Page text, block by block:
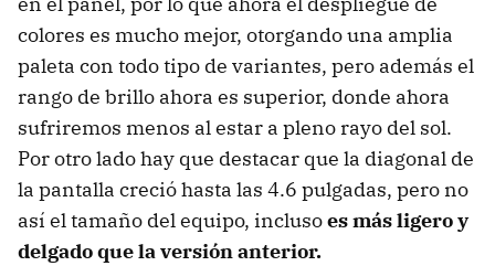
colores es mucho mejor, otorgando una amplia
paleta con todo tipo de variantes, pero además el
rango de brillo ahora es superior, donde ahora
sufriremos menos al estar a pleno rayo del sol.
Por otro lado hay que destacar que la diagonal de
la pantalla creció hasta las 4.6 pulgadas, pero no
así el tamaño del equipo, inclusoes más ligero y
delgado que la versión anterior.